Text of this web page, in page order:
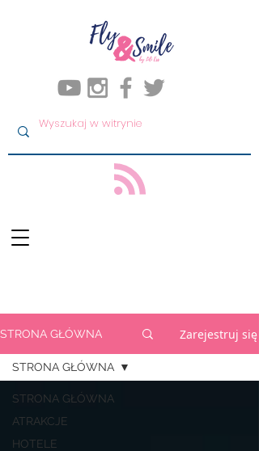
STRONA GŁÓWNA Zarejestruj się
STRONA GŁÓWNA
ATRAKCJE
HOTELE
STRONA GŁÓWNA